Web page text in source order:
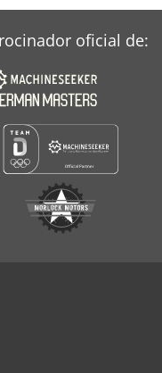
oficial de: